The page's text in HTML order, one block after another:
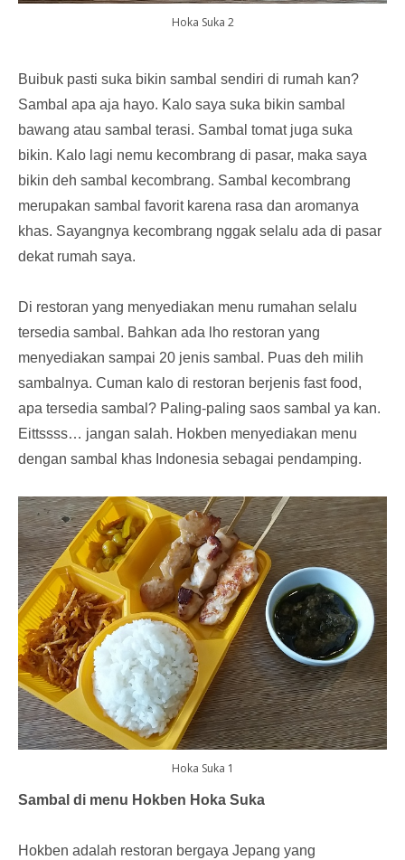
Hoka Suka 2
Buibuk pasti suka bikin sambal sendiri di rumah kan?
Sambal apa aja hayo. Kalo saya suka bikin sambal
bawang atau sambal terasi. Sambal tomat juga suka
bikin. Kalo lagi nemu kecombrang di pasar, maka saya
bikin deh sambal kecombrang. Sambal kecombrang
merupakan sambal favorit karena rasa dan aromanya
khas. Sayangnya kecombrang nggak selalu ada di pasar
dekat rumah saya.
Di restoran yang menyediakan menu rumahan selalu
tersedia sambal. Bahkan ada lho restoran yang
menyediakan sampai 20 jenis sambal. Puas deh milih
sambalnya. Cuman kalo di restoran berjenis fast food,
apa tersedia sambal? Paling-paling saos sambal ya kan.
Eittssss… jangan salah. Hokben menyediakan menu
dengan sambal khas Indonesia sebagai pendamping.
Hoka Suka 1
Sambal di menu Hokben Hoka Suka
Hokben adalah restoran bergaya Jepang yang